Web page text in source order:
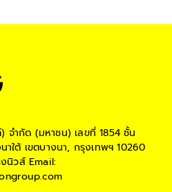
จำกัด (มหาชน) เลขที่ 1854 ชั้น
าใต้ เขตบางนา, กรุงเทพฯ 10260
นิวส์Email: